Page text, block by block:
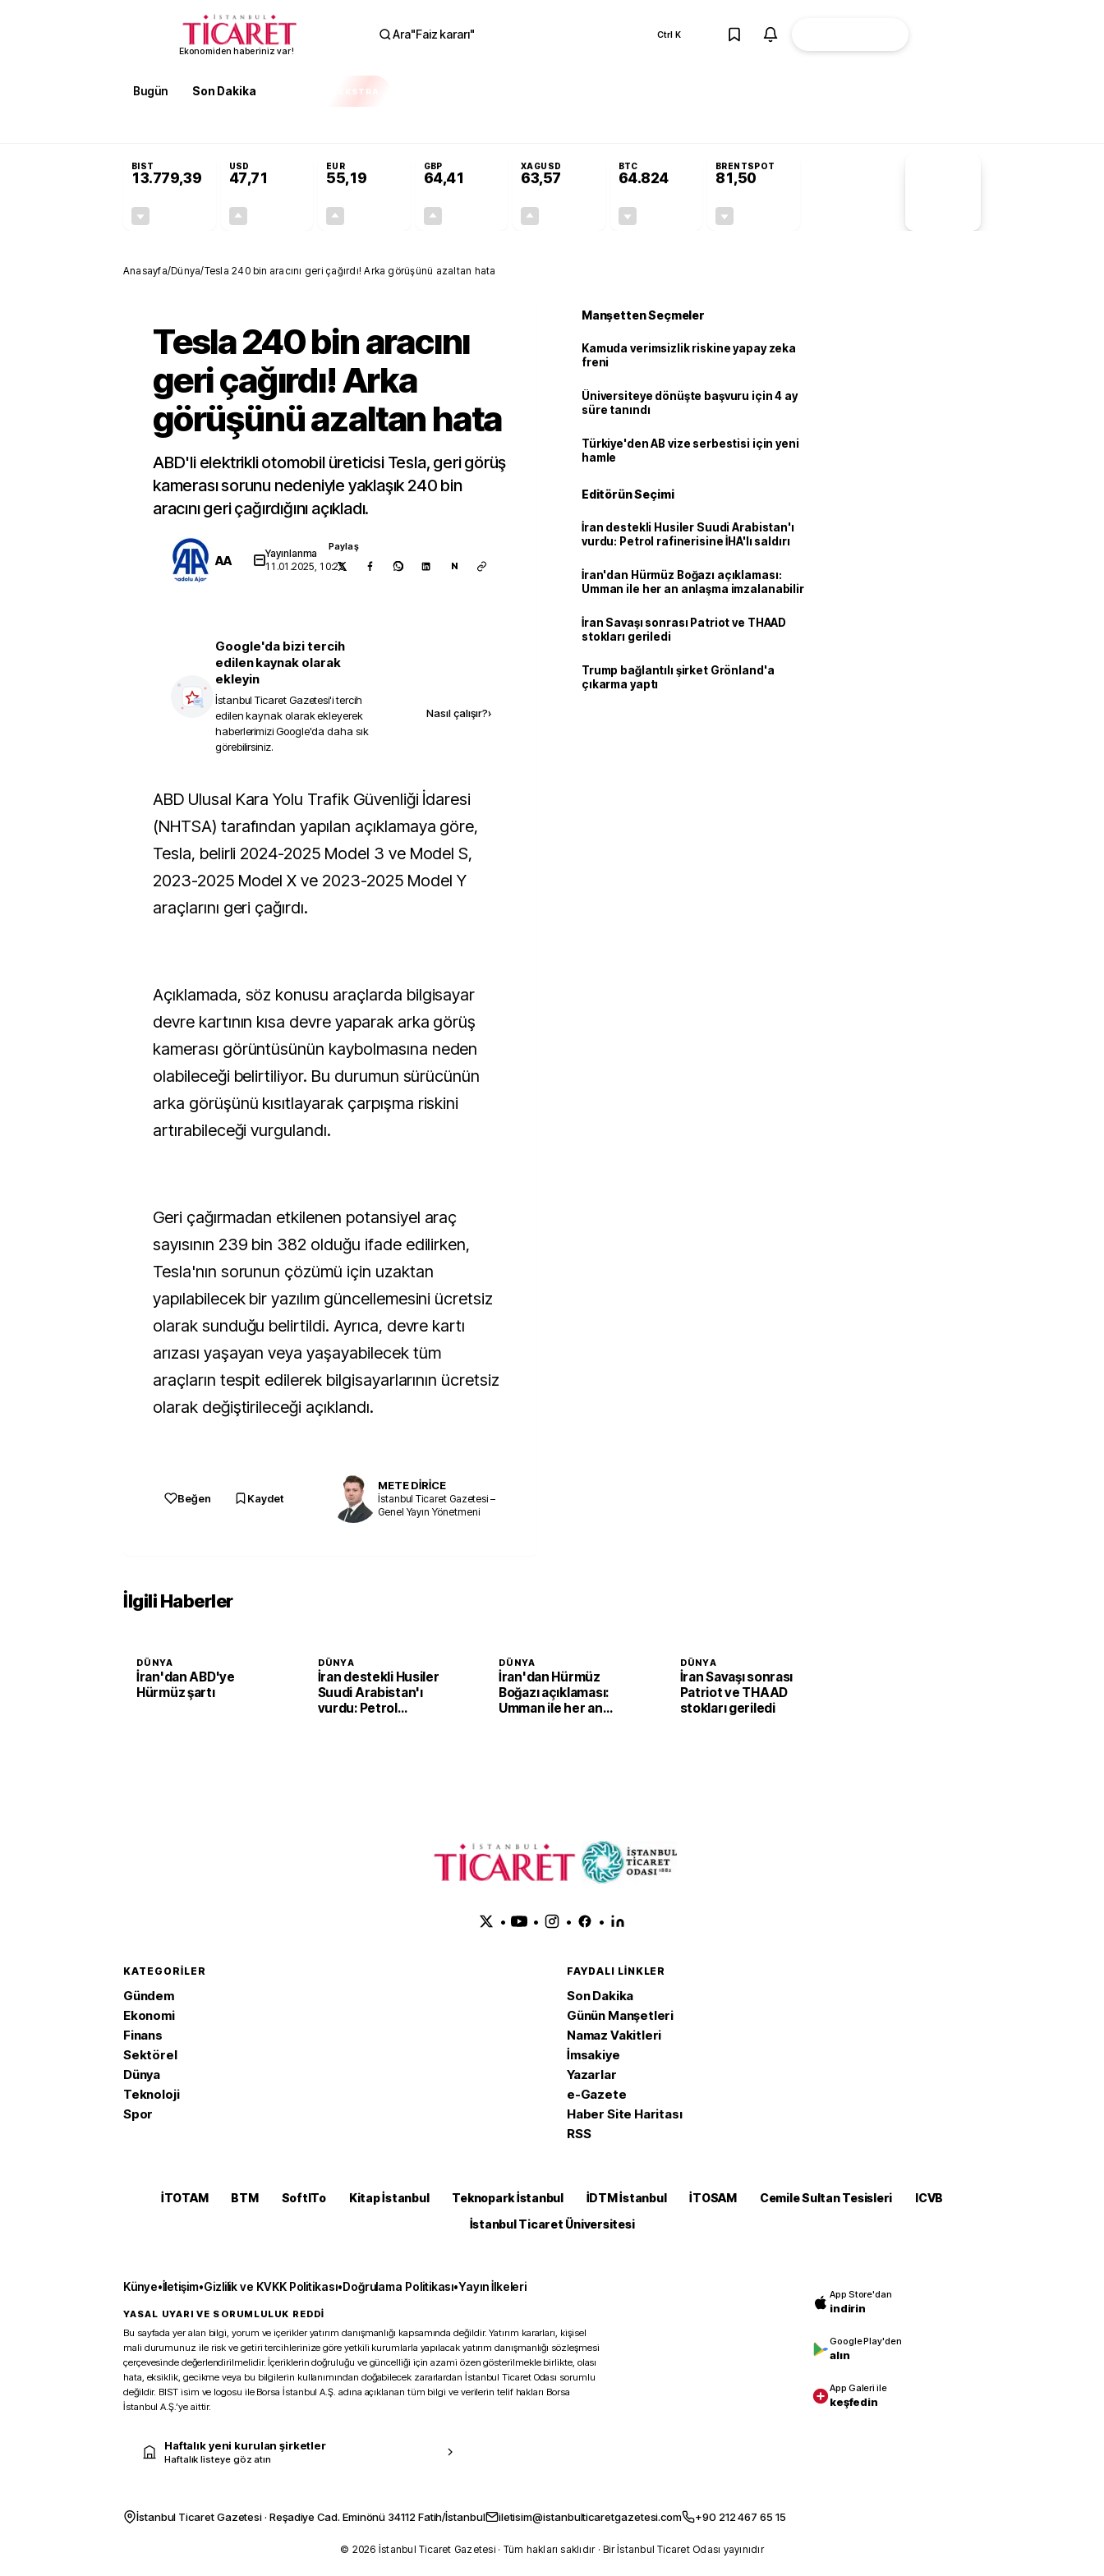
Ekonomiden haberiniz var!
Ara"Faiz kararı" Ctrl K
Bugün Son Dakika EKSTRA
BIST
13.779,39
USD
47,71
EUR
55,19
GBP
64,41
XAGUSD
63,57
BTC
64.824
BRENTSPOT
81,50
Anasayfa/Dünya/Tesla 240 bin aracını geri çağırdı! Arka görüşünü azaltan hata
Tesla 240 bin aracını
geri çağırdı! Arka
görüşünü azaltan hata
ABD'li elektrikli otomobil üreticisi Tesla, geri görüş
kamerası sorunu nedeniyle yaklaşık 240 bin
aracını geri çağırdığını açıkladı.
AA
Yayınlanma
11.01.2025, 10:25
Paylaş
N
Google'da bizi tercih
edilen kaynak olarak
ekleyin
İstanbul Ticaret Gazetesi'i tercih
edilen kaynak olarak ekleyerek
haberlerimizi Google'da daha sık
görebilirsiniz.
Nasıl çalışır?›
ABD Ulusal Kara Yolu Trafik Güvenliği İdaresi
(NHTSA) tarafından yapılan açıklamaya göre,
Tesla, belirli 2024-2025 Model 3 ve Model S,
2023-2025 Model X ve 2023-2025 Model Y
araçlarını geri çağırdı.
Açıklamada, söz konusu araçlarda bilgisayar
devre kartının kısa devre yaparak arka görüş
kamerası görüntüsünün kaybolmasına neden
olabileceği belirtiliyor. Bu durumun sürücünün
arka görüşünü kısıtlayarak çarpışma riskini
artırabileceği vurgulandı.
Geri çağırmadan etkilenen potansiyel araç
sayısının 239 bin 382 olduğu ifade edilirken,
Tesla'nın sorunun çözümü için uzaktan
yapılabilecek bir yazılım güncellemesini ücretsiz
olarak sunduğu belirtildi. Ayrıca, devre kartı
arızası yaşayan veya yaşayabilecek tüm
araçların tespit edilerek bilgisayarlarının ücretsiz
olarak değiştirileceği açıklandı.
Beğen Kaydet
METE DİRİCE
İstanbul Ticaret Gazetesi –
Genel Yayın Yönetmeni
Manşetten Seçmeler
Kamuda verimsizlik riskine yapay zeka
freni
Üniversiteye dönüşte başvuru için 4 ay
süre tanındı
Türkiye'den AB vize serbestisi için yeni
hamle
Editörün Seçimi
İran destekli Husiler Suudi Arabistan'ı
vurdu: Petrol rafinerisine İHA'lı saldırı
İran'dan Hürmüz Boğazı açıklaması:
Umman ile her an anlaşma imzalanabilir
İran Savaşı sonrası Patriot ve THAAD
stokları geriledi
Trump bağlantılı şirket Grönland'a
çıkarma yaptı
İlgili Haberler
DÜNYA
İran'dan ABD'ye
Hürmüz şartı
DÜNYA
İran destekli Husiler
Suudi Arabistan'ı
vurdu: Petrol
DÜNYA
İran'dan Hürmüz
Boğazı açıklaması:
Umman ile her an
DÜNYA
İran Savaşı sonrası
Patriot ve THAAD
stokları geriledi
• • • •
KATEGORILER
Gündem
Ekonomi
Finans
Sektörel
Dünya
Teknoloji
Spor
FAYDALI LINKLER
Son Dakika
Günün Manşetleri
Namaz Vakitleri
İmsakiye
Yazarlar
e-Gazete
Haber Site Haritası
RSS
İTOTAM BTM SoftITo Kitap İstanbul Teknopark İstanbul İDTM İstanbul İTOSAM Cemile Sultan Tesisleri
ICVB
İstanbul Ticaret Üniversitesi
Künye•İletişim•Gizlilik ve KVKK Politikası•Doğrulama Politikası•Yayın İlkeleri
YASAL UYARI VE SORUMLULUK REDDİ
Bu sayfada yer alan bilgi, yorum ve içerikler yatırım danışmanlığı kapsamında değildir. Yatırım kararları, kişisel
mali durumunuz ile risk ve getiri tercihlerinize göre yetkili kurumlarla yapılacak yatırım danışmanlığı sözleşmesi
çerçevesinde değerlendirilmelidir. İçeriklerin doğruluğu ve güncelliği için azami özen gösterilmekle birlikte, olası
hata, eksiklik, gecikme veya bu bilgilerin kullanımından doğabilecek zararlardan İstanbul Ticaret Odası sorumlu
değildir. BIST isim ve logosu ile Borsa İstanbul A.Ş. adına açıklanan tüm bilgi ve verilerin telif hakları Borsa
İstanbul A.Ş.’ye aittir.
Haftalık yeni kurulan şirketler
Haftalık listeye göz atın
App Store'dan
indirin
Google Play'den
alın
App Galeri ile
keşfedin
İstanbul Ticaret Gazetesi · Reşadiye Cad. Eminönü 34112 Fatih/İstanbul iletisim@istanbulticaretgazetesi.com +90 212 467 65 15
© 2026 İstanbul Ticaret Gazetesi · Tüm hakları saklıdır · Bir İstanbul Ticaret Odası yayınıdır